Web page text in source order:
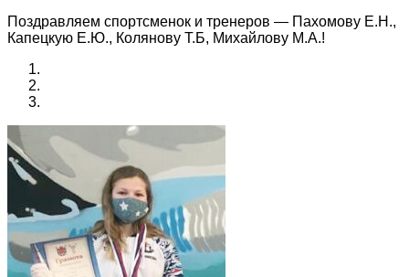
Поздравляем спортсменок и тренеров — Пахомову Е.Н.,
Капецкую Е.Ю., Колянову Т.Б, Михайлову М.А.!